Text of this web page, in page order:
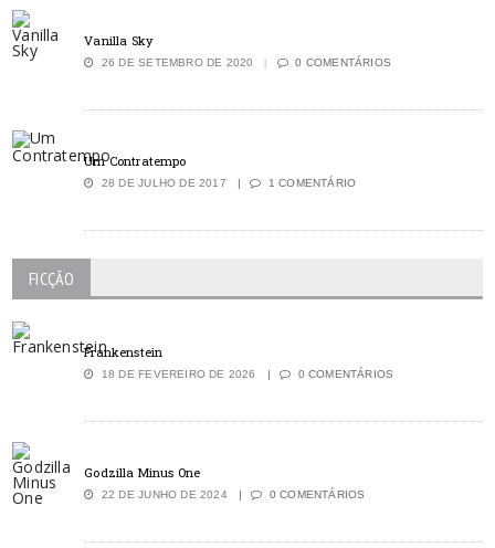
Vanilla Sky
26 DE SETEMBRO DE 2020 0 COMENTÁRIOS
Um Contratempo
28 DE JULHO DE 2017 1 COMENTÁRIO
FICÇÃO
Frankenstein
18 DE FEVEREIRO DE 2026 0 COMENTÁRIOS
Godzilla Minus One
22 DE JUNHO DE 2024 0 COMENTÁRIOS